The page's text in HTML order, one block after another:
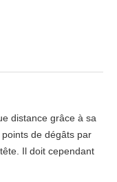
distance grâce à sa
de dégâts par
Il doit cependant